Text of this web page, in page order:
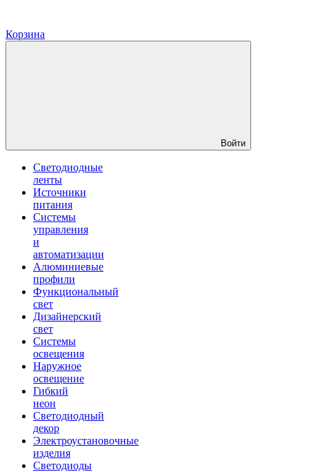
Корзина
Войти
Светодиодные
ленты
Источники
питания
Системы
управления
и
автоматизации
Алюминиевые
профили
Функциональный
свет
Дизайнерский
свет
Системы
освещения
Наружное
освещение
Гибкий
неон
Светодиодный
декор
Электроустановочные
изделия
Светодиоды